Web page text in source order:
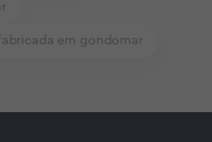
em gondomar